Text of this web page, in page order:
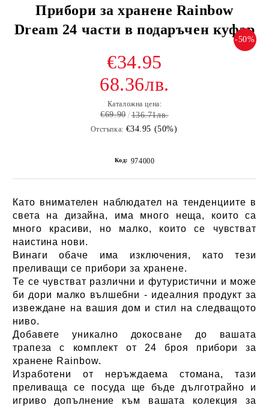
Прибори за хранене Rainbow
Dream 24 части в подаръчен куфар
-50%
€34.95
68.36лв.
Каталожна цена:
€69.90 136.71лв.
Отстъпка: €34.95 (50%)
Код: 974000
Като внимателен наблюдател на тенденциите в
света на дизайна, има много неща, които са
много красиви, но малко, които се чувстват
наистина нови.
Винаги обаче има изключения, като тези
преливащи се прибори за хранене.
Те се чувстват различни и футуристични и може
би дори малко вълшебни - идеалния продукт за
извеждане на вашия дом и стил на следващото
ниво.
Добавете уникално докосване до вашата
трапеза с комплект от 24 броя прибори за
хранене Rainbow.
Изработени от неръждаема стомана, тази
преливаща се посуда ще бъде дълготрайно и
игриво допълнение към вашата колекция за